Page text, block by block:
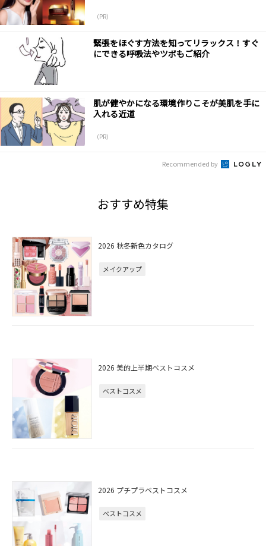
（PR）
緊張をほぐす方法を知ってリラックス！すぐ
にできる呼吸法やツボもご紹介
肌が健やかになる環境作りこそが美肌を手に
入れる近道
（PR）
Recommended by
おすすめ特集
2026 秋冬新色カタログ
メイクアップ
2026 美的上半期ベストコスメ
ベストコスメ
2026 プチプラベストコスメ
ベストコスメ